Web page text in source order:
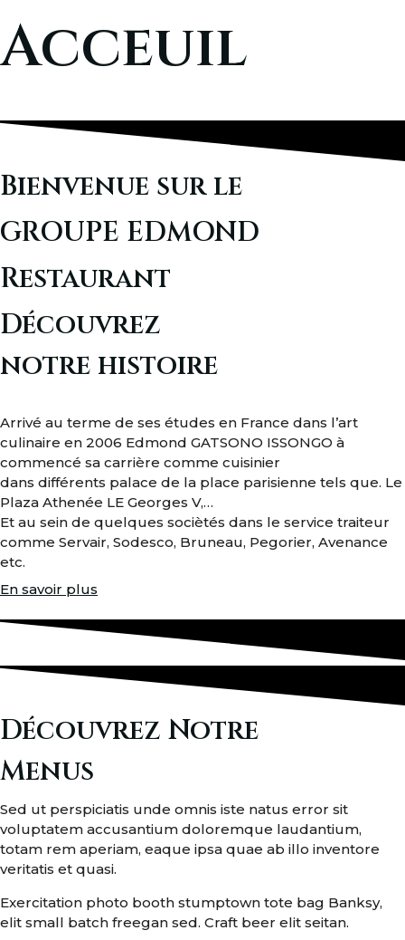
Acceuil
Bienvenue sur le
GROUPE EDMOND
Restaurant
Découvrez
notre histoire
Arrivé au terme de ses études en France dans l’art
culinaire en 2006 Edmond GATSONO ISSONGO à
commencé sa carrière comme cuisinier
dans différents palace de la place parisienne tels que. Le
Plaza Athenée LE Georges V,…
Et au sein de quelques sociètés dans le service traiteur
comme Servair, Sodesco, Bruneau, Pegorier, Avenance
etc.
En savoir plus
Découvrez Notre
Menus
Sed ut perspiciatis unde omnis iste natus error sit
voluptatem accusantium doloremque laudantium,
totam rem aperiam, eaque ipsa quae ab illo inventore
veritatis et quasi.
Exercitation photo booth stumptown tote bag Banksy,
elit small batch freegan sed. Craft beer elit seitan.